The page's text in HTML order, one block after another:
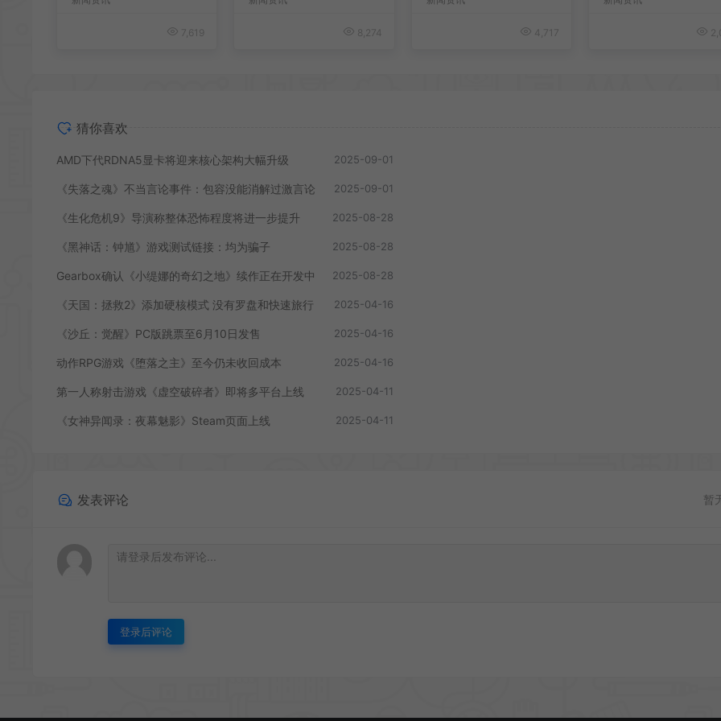
7,619 8,274 4,717
猜你喜欢
AMD下代RDNA5显卡将迎来核心架构大幅升级 2025-09-01
《失落之魂》不当言论事件：包容没能消解过激言论 2025-09-01
《生化危机9》导演称整体恐怖程度将进一步提升 2025-08-28
《黑神话：钟馗》游戏测试链接：均为骗子 2025-08-28
Gearbox确认《小缇娜的奇幻之地》续作正在开发中 2025-08-28
《天国：拯救2》添加硬核模式 没有罗盘和快速旅行 2025-04-16
《沙丘：觉醒》PC版跳票至6月10日发售 2025-04-16
动作RPG游戏《堕落之主》至今仍未收回成本 2025-04-16
第一人称射击游戏《虚空破碎者》即将多平台上线 2025-04-11
《女神异闻录：夜幕魅影》Steam页面上线 2025-04-11
发表评论 暂
登录后评论